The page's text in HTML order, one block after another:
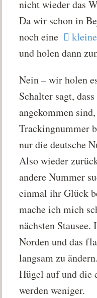
nicht wieder das
Da wir schon in
noch eine
und holen dann
Nein – wir holen
Schalter sagt,
angekommen
Trackingnummer
nur die deutsche
Also wieder
andere Nummer
einmal ihr Glück
mache ich mich
nächsten
Norden und das
langsam zu
Hügel auf und die
werden weniger.